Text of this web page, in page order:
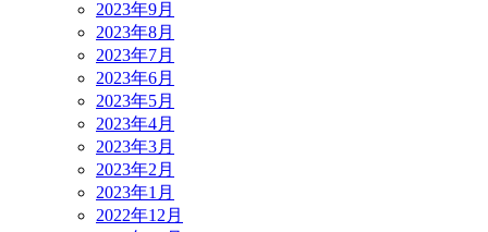
2023年9月
2023年8月
2023年7月
2023年6月
2023年5月
2023年4月
2023年3月
2023年2月
2023年1月
2022年12月